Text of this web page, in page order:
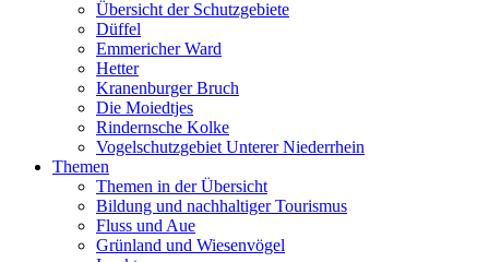
Übersicht der Schutzgebiete
Düffel
Emmericher Ward
Hetter
Kranenburger Bruch
Die Moiedtjes
Rindernsche Kolke
Vogelschutzgebiet Unterer Niederrhein
Themen
Themen in der Übersicht
Bildung und nachhaltiger Tourismus
Fluss und Aue
Grünland und Wiesenvögel